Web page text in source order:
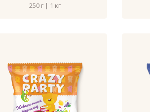
250 г | 1 кг